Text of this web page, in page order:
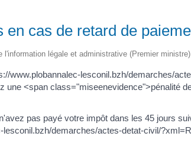
en cas de retard de
l'information légale et administrative (Premier ministre)
www.plobannalec-lesconil.bzh/demarches/
une <span class="miseenevidence">pénalité
pas payé votre impôt dans les 45 jours
lesconil.bzh/demarches/actes-detat-civil/